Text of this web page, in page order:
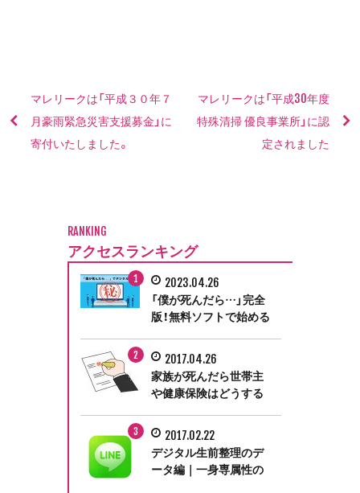
マレリークは「平成３０年７
月豪雨緊急災害支援募金」に
寄付いたしました。
マレリークは「平成30年度
特殊清掃 優良事業所」に認
定されました
RANKING
アクセスランキング
2023.04.26
「僕が死んだら…」完全
版！無料ソフトで始める
2017.04.26
家族が死んだら世帯主
や健康保険はどうする
ガイド③
2017.02.22
デジタル生前整理のデ
ータ編｜一身専属性の